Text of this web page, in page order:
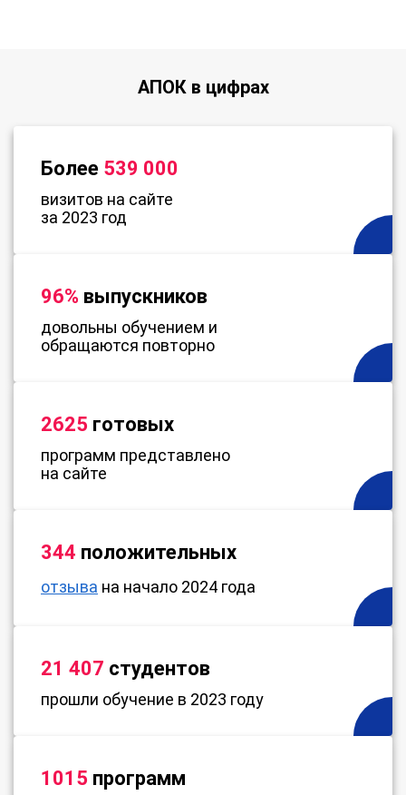
АПОК в цифрах
Более 539 000
визитов на сайте
за 2023 год
96% выпускников
довольны обучением и
обращаются повторно
2625 готовых
программ представлено
на сайте
344 положительных
отзыва на начало 2024 года
21 407 студентов
прошли обучение в 2023 году
1015 программ